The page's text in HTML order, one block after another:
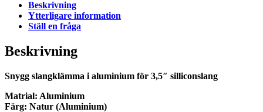
Beskrivning
Ytterligare information
Ställ en fråga
Beskrivning
Snygg slangklämma i aluminium för 3,5″ silliconslang
Matrial: Aluminium
Färg: Natur (Aluminium)